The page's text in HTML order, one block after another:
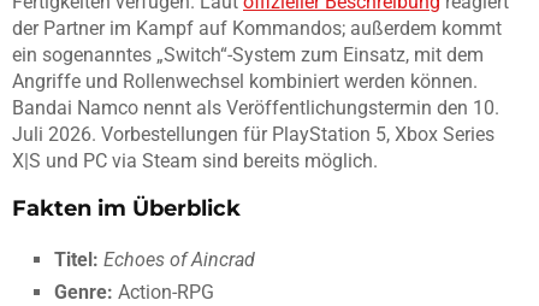
der Partner im Kampf auf Kommandos; außerdem kommt
ein sogenanntes „Switch“-System zum Einsatz, mit dem
Angriffe und Rollenwechsel kombiniert werden können.
Bandai Namco nennt als Veröffentlichungstermin den 10.
Juli 2026. Vorbestellungen für PlayStation 5, Xbox Series
X|S und PC via Steam sind bereits möglich.
Fakten im Überblick
Titel: Echoes of Aincrad
Genre: Action-RPG